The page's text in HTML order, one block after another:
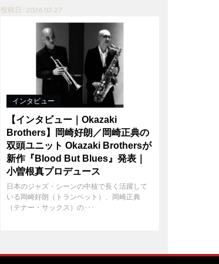
投稿日 : 2026.03.27
インタビュー
【インタビュー｜Okazaki
Brothers】岡崎好朗／岡崎正典の
双頭ユニット Okazaki Brothersが
新作『Blood But Blues』発表｜
小曽根真プロデュース
日本のジャズ・シーンの中核で長く活躍して
いる岡崎好朗（トランペット）、岡崎正典
（テナー・サックス）の･･･